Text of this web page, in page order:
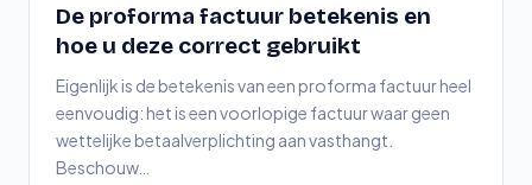
De proforma factuur betekenis en
hoe u deze correct gebruikt
Eigenlijk is de betekenis van een proforma factuur heel
eenvoudig: het is een voorlopige factuur waar geen
wettelijke betaalverplichting aan vasthangt.
Beschouw…